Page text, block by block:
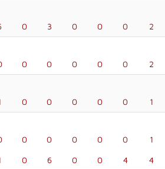
0 3 0 0 0 2
0 0 0 0 0 2
0 0 0 0 0 1
0 0 0 0 0 1
0 6 0 0 4 4